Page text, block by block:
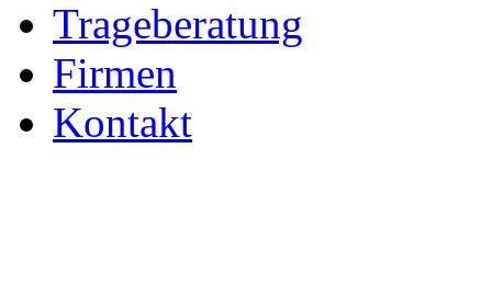
Trageberatung
Firmen
Kontakt